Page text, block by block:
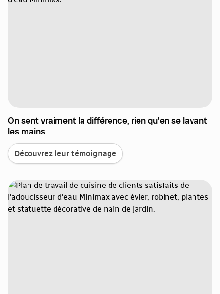
On sent vraiment la différence, rien qu'en se lavant
les mains
Découvrez leur témoignage